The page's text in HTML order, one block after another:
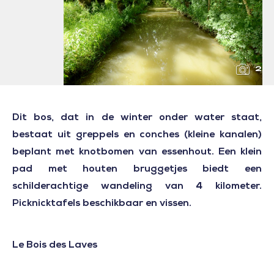
2
Dit bos, dat in de winter onder water staat,
bestaat uit greppels en conches (kleine kanalen)
beplant met knotbomen van essenhout. Een klein
pad met houten bruggetjes biedt een
schilderachtige wandeling van 4 kilometer.
Picknicktafels beschikbaar en vissen.
Le Bois des Laves